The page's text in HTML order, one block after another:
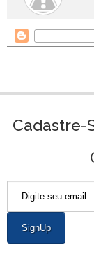
Cadastre-